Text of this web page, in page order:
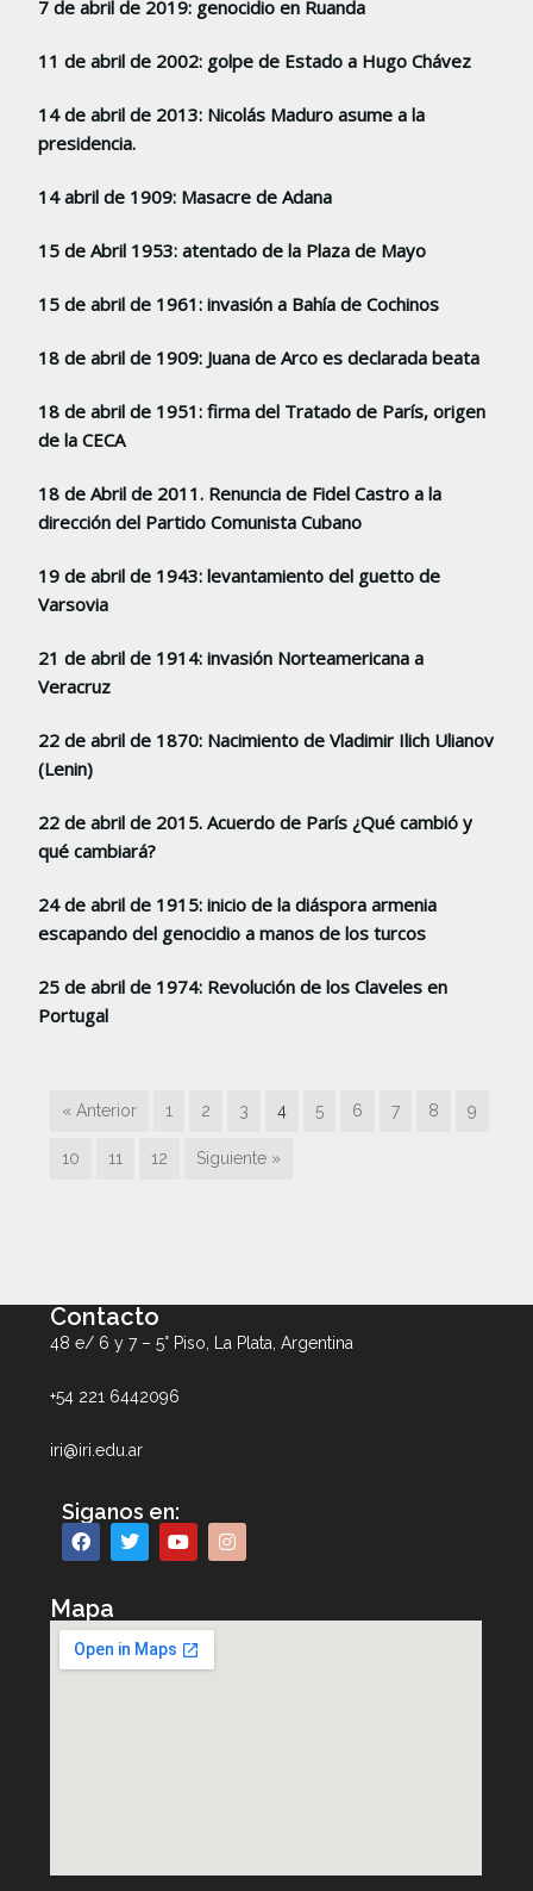
7 de abril de 2019: genocidio en Ruanda
11 de abril de 2002: golpe de Estado a Hugo Chávez
14 de abril de 2013: Nicolás Maduro asume a la
presidencia.
14 abril de 1909: Masacre de Adana
15 de Abril 1953: atentado de la Plaza de Mayo
15 de abril de 1961: invasión a Bahía de Cochinos
18 de abril de 1909: Juana de Arco es declarada beata
18 de abril de 1951: firma del Tratado de París, origen
de la CECA
18 de Abril de 2011. Renuncia de Fidel Castro a la
dirección del Partido Comunista Cubano
19 de abril de 1943: levantamiento del guetto de
Varsovia
21 de abril de 1914: invasión Norteamericana a
Veracruz
22 de abril de 1870: Nacimiento de Vladimir Ilich Ulianov
(Lenin)
22 de abril de 2015. Acuerdo de París ¿Qué cambió y
qué cambiará?
24 de abril de 1915: inicio de la diáspora armenia
escapando del genocidio a manos de los turcos
25 de abril de 1974: Revolución de los Claveles en
Portugal
« Anterior 1 2 3 4 5 6 7 8 9
10 11 12 Siguiente »
Contacto
48 e/ 6 y 7 – 5° Piso, La Plata, Argentina
+54 221 6442096
iri@iri.edu.ar
Siganos en:
Mapa